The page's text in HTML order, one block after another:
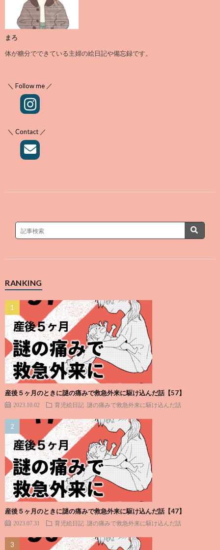
まろ
体が糖分でできている主婦の絵日記や備忘録です。
＼ Follow me ／
＼ Contact ／
RANKING
産後５ヶ月のときに謎の痛みで救急外来に駆け込んだ話【57】
2023.10.02 育児絵日記 謎の痛みで救急外来に駆け込んだ話
産後５ヶ月のときに謎の痛みで救急外来に駆け込んだ話【47】
2023.07.31 育児絵日記 謎の痛みで救急外来に駆け込んだ話